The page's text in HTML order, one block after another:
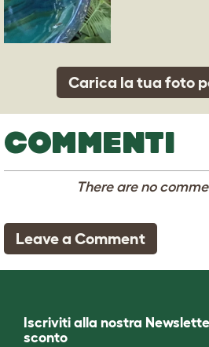
Carica la tua foto
COMMENTI
There are no
Leave a Comment
Iscriviti alla nostra
sconto